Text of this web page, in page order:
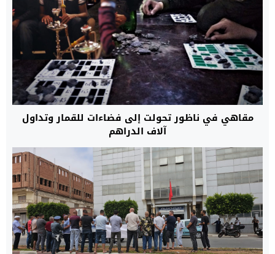
مقاهي في ناظور تحولت إلى فضاءات للقمار وتداول
آلاف الدراهم